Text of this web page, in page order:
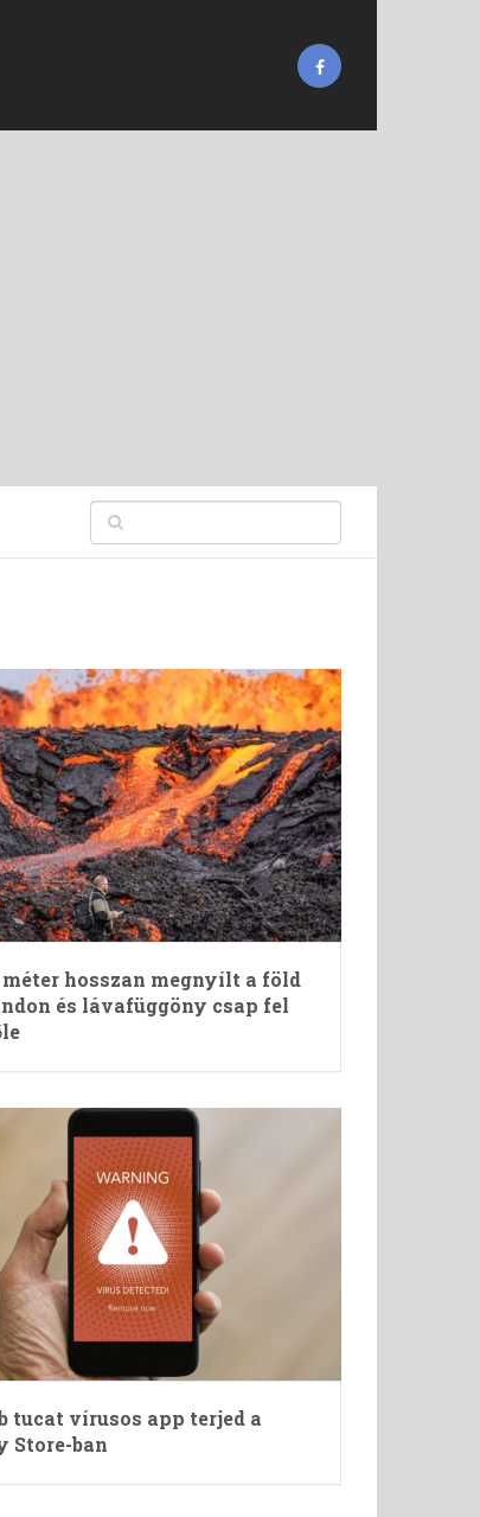
méter hosszan megnyílt a föld
és lávafüggöny csap fel
tucat vírusos app terjed a
Store-ban